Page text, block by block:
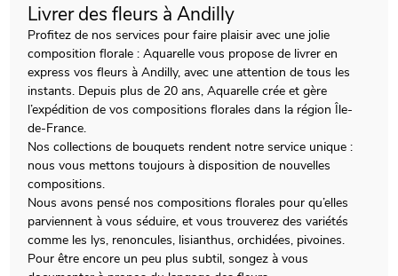
Livrer des fleurs à Andilly
Profitez de nos services pour faire plaisir avec une jolie
composition florale : Aquarelle vous propose de livrer en
express vos fleurs à Andilly, avec une attention de tous les
instants. Depuis plus de 20 ans, Aquarelle crée et gère
l’expédition de vos compositions florales dans la région Île-
de-France.
Nos collections de bouquets rendent notre service unique :
nous vous mettons toujours à disposition de nouvelles
compositions.
Nous avons pensé nos compositions florales pour qu’elles
parviennent à vous séduire, et vous trouverez des variétés
comme les lys, renoncules, lisianthus, orchidées, pivoines.
Pour être encore un peu plus subtil, songez à vous